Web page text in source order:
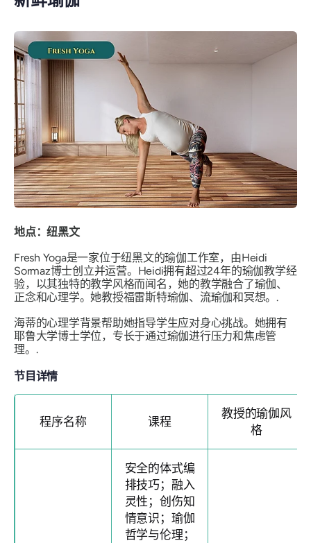
地点：纽黑文
Fresh Yoga是一家位于纽黑文的瑜伽工作室，由Heidi
Sormaz博士创立并运营。Heidi拥有超过24年的瑜伽教学经
验，以其独特的教学风格而闻名，她的教学融合了瑜伽、
正念和心理学。她教授福雷斯特瑜伽、流瑜伽和冥想。.
海蒂的心理学背景帮助她指导学生应对身心挑战。她拥有
耶鲁大学博士学位，专长于通过瑜伽进行压力和焦虑管
理。.
节目详情
程序名称 课程
教授的瑜伽风
格
安全的体式编
排技巧；融入
灵性；创伤知
情意识；瑜伽
哲学与伦理；